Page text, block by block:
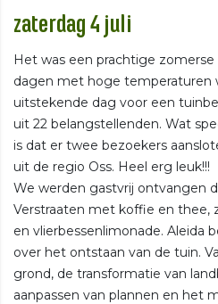
zaterdag 4 juli
Het was een prachtige
dagen met hoge temperaturen
uitstekende dag voor een
uit 22 belangstellenden. Wat
is dat er twee bezoekers
uit de regio Oss. Heel erg leuk!!!
We werden gastvrij ontvangen
Verstraaten met koffie en thee,
en vlierbessenlimonade. Aleida
over het ontstaan van de tuin.
grond, de transformatie van
aanpassen van plannen en het